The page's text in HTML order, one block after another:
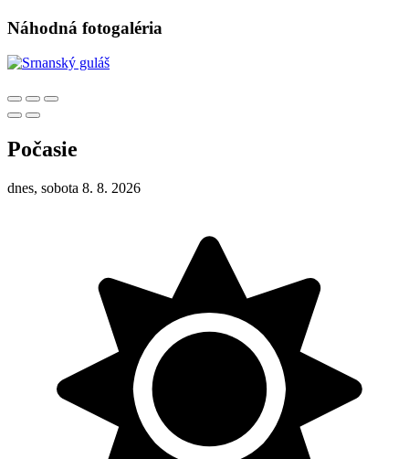
Náhodná fotogaléria
Počasie
dnes, sobota 8. 8. 2026